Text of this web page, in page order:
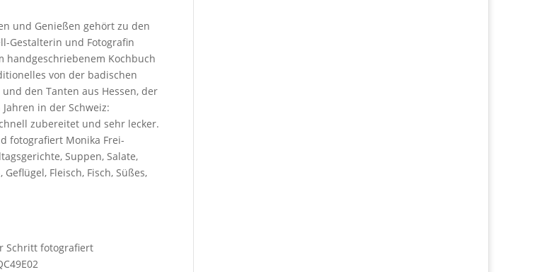
und Genießen gehört zu den
Gestalterin und Fotografin
handgeschriebenem Kochbuch
von der badischen
den Tanten aus Hessen, der
in der Schweiz:
zubereitet und sehr lecker.
fotografiert Monika Frei-
Suppen, Salate,
Fleisch, Fisch, Süßes,
Schritt fotografiert